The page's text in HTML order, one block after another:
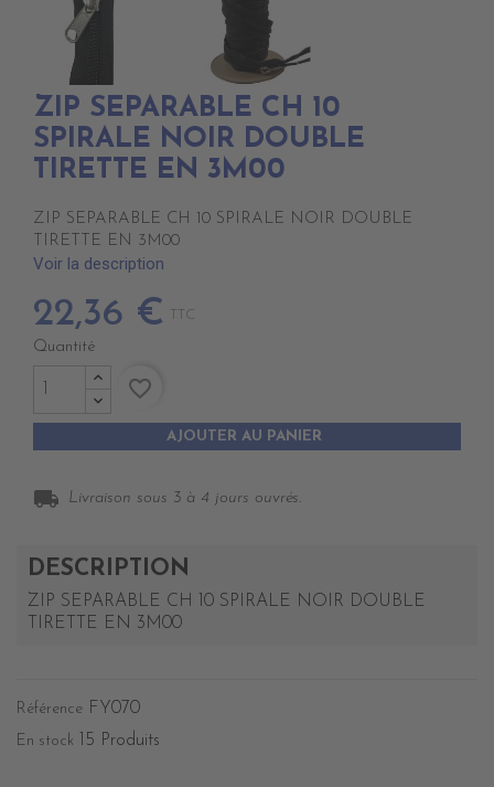
ZIP SEPARABLE CH 10
SPIRALE NOIR DOUBLE
TIRETTE EN 3M00
ZIP SEPARABLE CH 10 SPIRALE NOIR DOUBLE
TIRETTE EN 3M00
Voir la description
22,36 € TTC
Quantité
AJOUTER AU PANIER
favorite_border
local_shipping Livraison sous 3 à 4 jours ouvrés.
DESCRIPTION
ZIP SEPARABLE CH 10 SPIRALE NOIR DOUBLE
TIRETTE EN 3M00
Référence FY070
En stock 15 Produits